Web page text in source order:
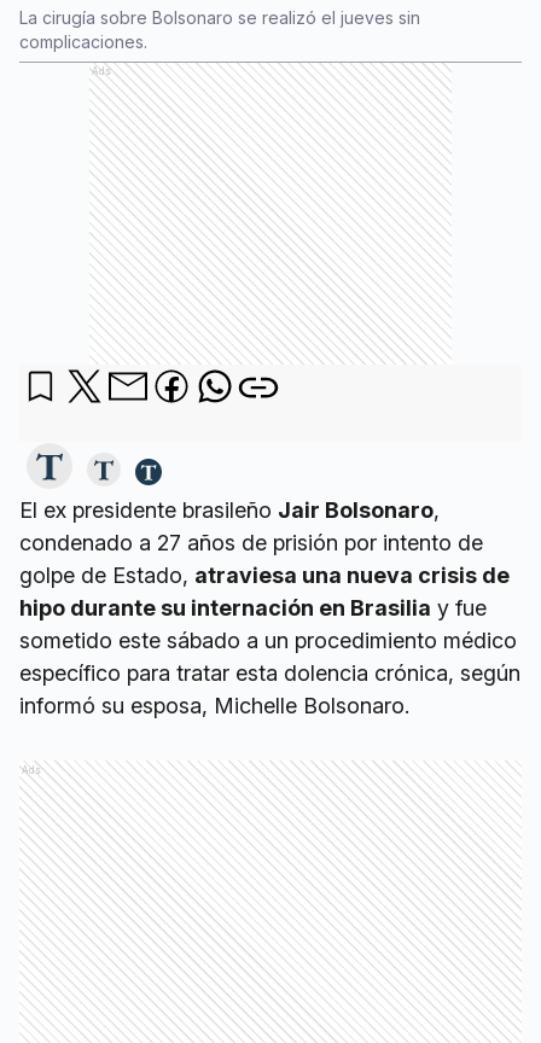
La cirugía sobre Bolsonaro se realizó el jueves sin
complicaciones.
Ads
El ex presidente brasileño Jair Bolsonaro,
condenado a 27 años de prisión por intento de
golpe de Estado, atraviesa una nueva crisis de
hipo durante su internación en Brasilia y fue
sometido este sábado a un procedimiento médico
específico para tratar esta dolencia crónica, según
informó su esposa, Michelle Bolsonaro.
Ads